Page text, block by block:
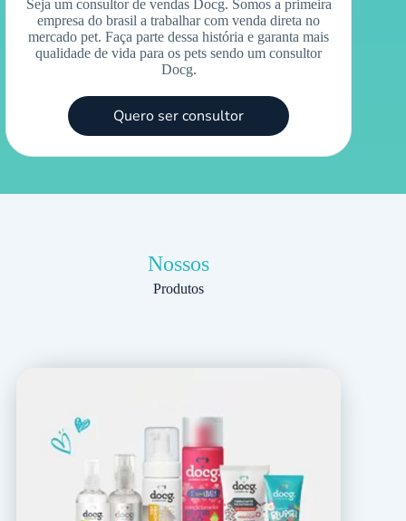
Seja um consultor de vendas Docg. Somos a primeira
empresa do brasil a trabalhar com venda direta no
mercado pet. Faça parte dessa história e garanta mais
qualidade de vida para os pets sendo um consultor
Docg.
Quero ser consultor
Nossos
Produtos